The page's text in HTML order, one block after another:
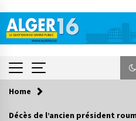
content
Le saviez vous ?
Home
Décès de l’ancien président